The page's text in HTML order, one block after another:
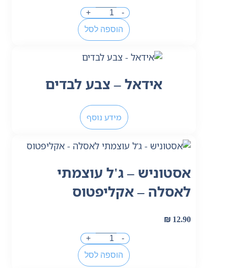
-
+
הוספה לסל
אידאל – צבע לבדים
מידע נוסף
אסטוניש – ג'ל עוצמתי
לאסלה – אקליפטוס
₪ 12.90
-
+
הוספה לסל